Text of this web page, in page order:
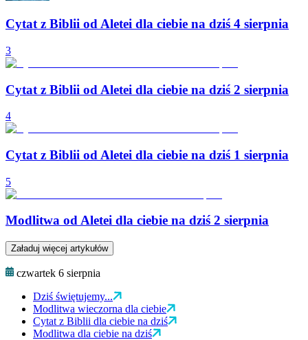
Cytat z Biblii od Aletei dla ciebie na dziś 4 sierpnia
3
Cytat z Biblii od Aletei dla ciebie na dziś 2 sierpnia
4
Cytat z Biblii od Aletei dla ciebie na dziś 1 sierpnia
5
Modlitwa od Aletei dla ciebie na dziś 2 sierpnia
Załaduj więcej artykułów
czwartek 6 sierpnia
Dziś świętujemy...
Modlitwa wieczorna dla ciebie
Cytat z Biblii dla ciebie na dziś
Modlitwa dla ciebie na dziś